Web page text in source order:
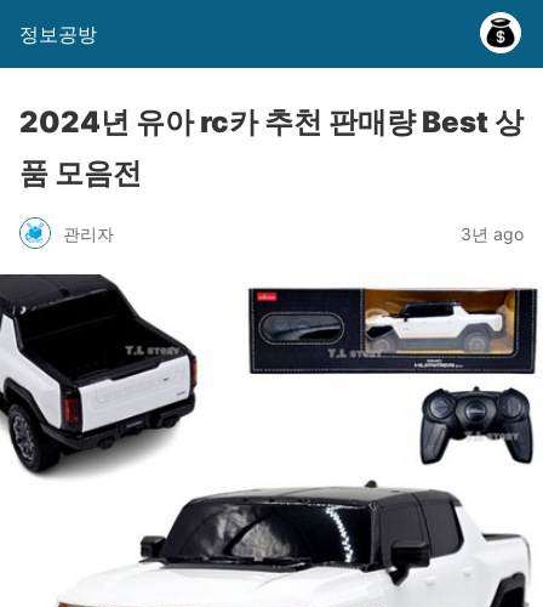
정보공방
2024년 유아 rc카 추천 판매량 Best 상
품 모음전
관리자 3년 ago